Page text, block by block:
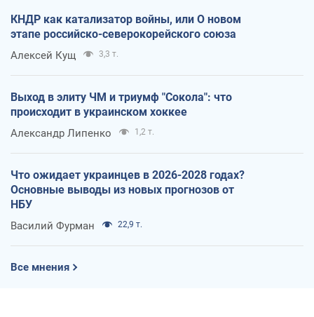
КНДР как катализатор войны, или О новом
этапе российско-северокорейского союза
Алексей Кущ 3,3 т.
Выход в элиту ЧМ и триумф "Сокола": что
происходит в украинском хоккее
Александр Липенко 1,2 т.
Что ожидает украинцев в 2026-2028 годах?
Основные выводы из новых прогнозов от
НБУ
Василий Фурман 22,9 т.
Все мнения